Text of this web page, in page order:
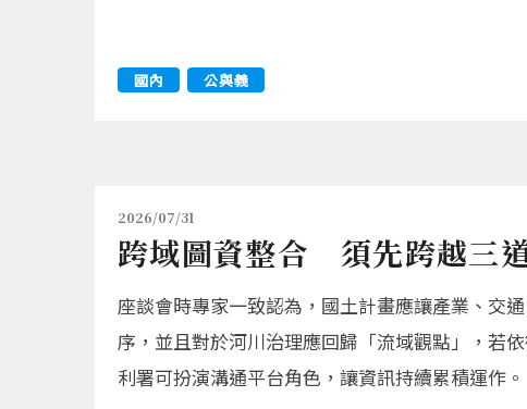
國內 公與義
2026/07/31
跨域圖資整合 須先跨越三
座談會時專家一致認為，國土計畫應讓產業、交
序，並且對於河川治理應回歸「流域觀點」，若
利署可扮演溝通平台角色，讓資訊持續累積運作。